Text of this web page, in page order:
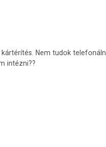
Nem tudok
intézni??